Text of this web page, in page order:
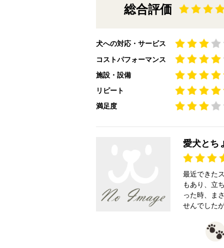
総合評価
犬への対応・サービス
コストパフォーマンス
施設・設備
リピート
満足度
愛犬とち
最近できた
もあり、立
った時、ま
せんでした